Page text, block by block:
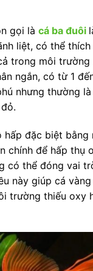
gọi là cá ba đuôi
liệt, có thể
trong môi trường
ngắn, có từ 1
nhưng thường
hấp đặc biệt bằng
chính để hấp thụ
có thể đóng vai
này giúp cá
trường thiếu oxy